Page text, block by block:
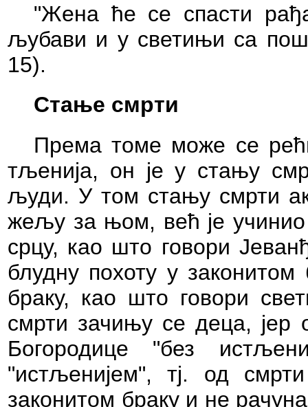
"Жена ће се спасти
љубави и у светињи са
15).
Стање смрти
Према томе може се
тљенија, он је у стању
људи. У том стању смрти
жељу за њом, већ је
срцу, као што говори
блудну похоту у
браку, као што говори
смрти зачињу се деца, јер
Богородице "без
"истљенијем", тј. од
законитом браку и не